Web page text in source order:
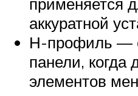
аккуратной
Н-профиль —
панели, когда
элементов